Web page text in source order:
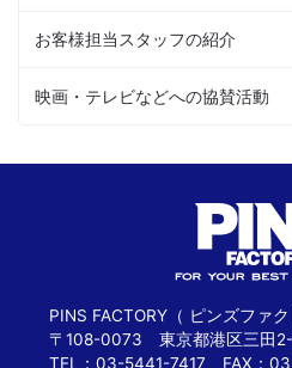
お客様担当スタッフの紹介
映画・テレビなどへの協賛活動
PINS FACTORY（ ピンズファク
〒108-0073 東京都港区三田
TEL：03-5441-7417 FAX：